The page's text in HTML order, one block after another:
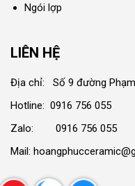
Ngói lợp
LIÊN HỆ
Địa chỉ: Số 9 đường Phạm
Hotline: 0916 756 055
Zalo: 0916 756 055
Mail: